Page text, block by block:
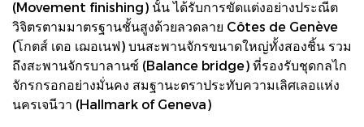
(Movement finishing) นั้น ได้รับการขัดแต่งอย่างประณีต
วิจิตรตามมาตรฐานชั้นสูงด้วยลวดลาย Côtes de Genève
(โกตส์ เดอ เฌอเนฟ) บนสะพานจักรขนาดใหญ่ทั้งสองชิ้น รวม
ถึงสะพานจักรบาลานซ์ (Balance bridge) ที่รองรับชุดกลไก
จักรกรอกอย่างมั่นคง สมฐานะตราประทับความเลิศเลอแห่ง
นครเจนีวา (Hallmark of Geneva)